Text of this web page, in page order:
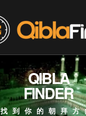
QIBLA
FINDER
找到你的朝拜